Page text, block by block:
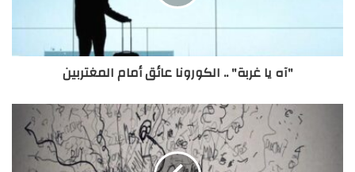
"آه يا غربة" .. الكورونا عائق أمام المغتربين